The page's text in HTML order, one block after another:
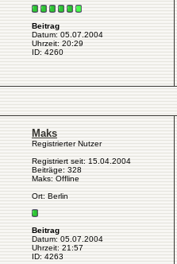
Beitrag
Datum: 05.07.2004
Uhrzeit: 20:29
ID: 4260
Maks
Registrierter Nutzer
Registriert seit: 15.04.2004
Beiträge: 328
Maks: Offline
Ort: Berlin
Beitrag
Datum: 05.07.2004
Uhrzeit: 21:57
ID: 4263